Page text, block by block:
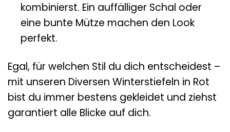
kombinierst. Ein auffälliger Schal oder
eine bunte Mütze machen den Look
perfekt.
Egal, für welchen Stil du dich entscheidest –
mit unseren Diversen Winterstiefeln in Rot
bist du immer bestens gekleidet und ziehst
garantiert alle Blicke auf dich.